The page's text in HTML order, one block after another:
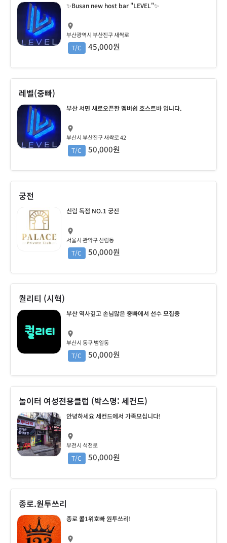
✨Busan new host bar "LEVEL"✨
부산광역시 부산진구 새싹로
T/C 45,000원
레벨(중빠)
부산 서면 새로오픈한 멤버쉽 호스트바 입니다.
부산시 부산진구 새싹로 42
T/C 50,000원
궁전
신림 독점 NO.1 궁전
서울시 관악구 신림동
T/C 50,000원
퀄리티 (시혁)
부산 역사깊고 손님많은 중빠에서 선수 모집중
부산시 동구 범일동
T/C 50,000원
놀이터 여성전용클럽 (박스명: 세컨드)
안녕하세요 세컨드에서 가족모십니다!
부천시 석천로
T/C 50,000원
종로.원투쓰리
종로 콜1위호빠 원투쓰리!